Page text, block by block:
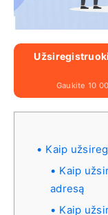
Gaukite 10
Kaip
Kaip
adresą
Kaip